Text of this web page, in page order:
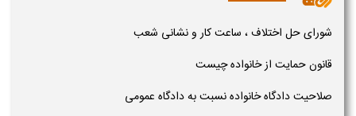
شورای حل اختلاف ، ساعت کار و نشانی شعب
قانون حمایت از خانواده چیست
صلاحیت دادگاه خانواده نسبت به دادگاه عمومی